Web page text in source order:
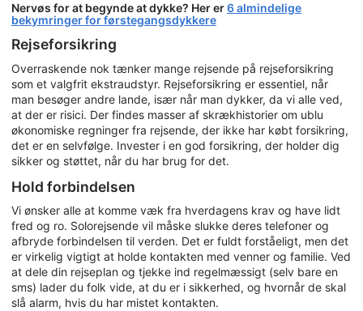
Nervøs for at begynde at dykke? Her er6 almindelige
bekymringer for førstegangsdykkere
Rejseforsikring
Overraskende nok tænker mange rejsende på rejseforsikring
som et valgfrit ekstraudstyr. Rejseforsikring er essentiel, når
man besøger andre lande, især når man dykker, da vi alle ved,
at der er risici. Der findes masser af skrækhistorier om ublu
økonomiske regninger fra rejsende, der ikke har købt forsikring,
det er en selvfølge. Invester i en god forsikring, der holder dig
sikker og støttet, når du har brug for det.
Hold forbindelsen
Vi ønsker alle at komme væk fra hverdagens krav og have lidt
fred og ro. Solorejsende vil måske slukke deres telefoner og
afbryde forbindelsen til verden. Det er fuldt forståeligt, men det
er virkelig vigtigt at holde kontakten med venner og familie. Ved
at dele din rejseplan og tjekke ind regelmæssigt (selv bare en
sms) lader du folk vide, at du er i sikkerhed, og hvornår de skal
slå alarm, hvis du har mistet kontakten.